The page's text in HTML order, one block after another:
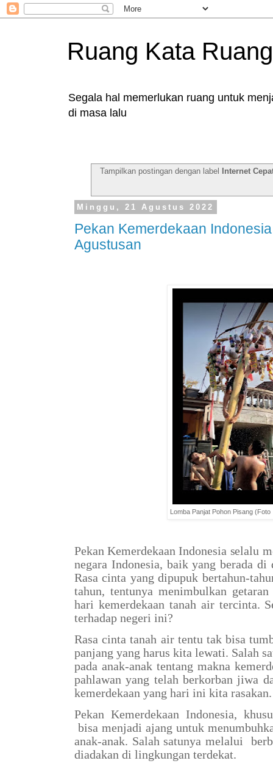
Ruang Kata
Segala hal memerlukan ruang untuk
di masa lalu
Tampilkan postingan dengan label Internet
Minggu, 21 Agustus 2022
Pekan Kemerdekaan
Agustusan
Lomba Panjat Pohon Pisang
Pekan Kemerdekaan Indonesia selalu
negara Indonesia, baik yang berada
Rasa cinta yang dipupuk bertahun-
tahun, tentunya menimbulkan
hari kemerdekaan tanah air tercinta.
terhadap negeri ini?
Rasa cinta tanah air tentu tak bisa
panjang yang harus kita lewati. Salah
pada anak-anak tentang makna
pahlawan yang telah berkorban jiwa
kemerdekaan yang hari ini kita rasakan.
Pekan Kemerdekaan Indonesia,
bisa menjadi ajang untuk
anak-anak. Salah satunya melalui
diadakan di lingkungan terdekat.